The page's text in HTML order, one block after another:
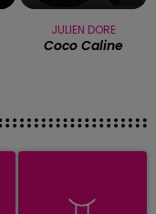
JULIEN DORE
Coco Caline